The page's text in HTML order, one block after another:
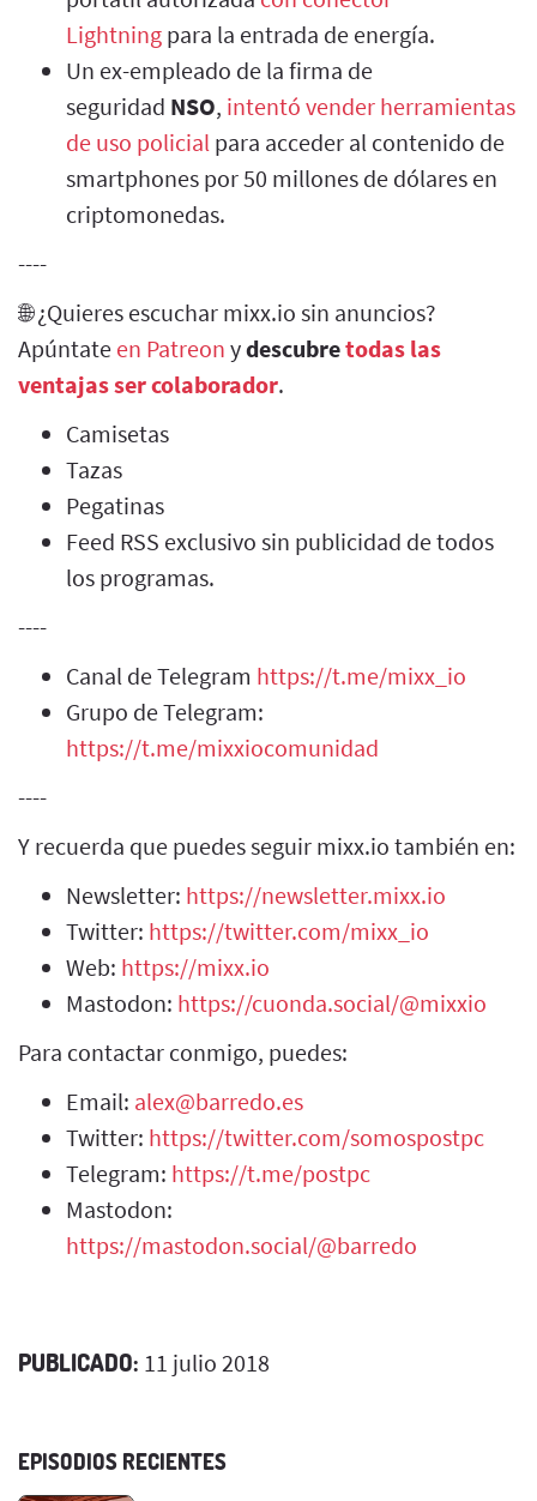
Lightning para la entrada de energía.
Un ex-empleado de la firma de
seguridad NSO, intentó vender herramientas
de uso policial para acceder al contenido de
smartphones por 50 millones de dólares en
criptomonedas.
----
🌐 ¿Quieres escuchar mixx.io sin anuncios?
Apúntate en Patreon ydescubretodas las
ventajas ser colaborador.
Camisetas
Tazas
Pegatinas
Feed RSS exclusivo sin publicidad de todos
los programas.
----
Canal de Telegram https://t.me/mixx_io
Grupo de Telegram:
https://t.me/mixxiocomunidad
----
Y recuerda que puedes seguir mixx.io también en:
Newsletter: https://newsletter.mixx.io
Twitter: https://twitter.com/mixx_io
Web: https://mixx.io
Mastodon: https://cuonda.social/@mixxio
Para contactar conmigo, puedes:
Email: alex@barredo.es
Twitter: https://twitter.com/somospostpc
Telegram: https://t.me/postpc
Mastodon:
https://mastodon.social/@barredo
PUBLICADO: 11 julio 2018
EPISODIOS RECIENTES